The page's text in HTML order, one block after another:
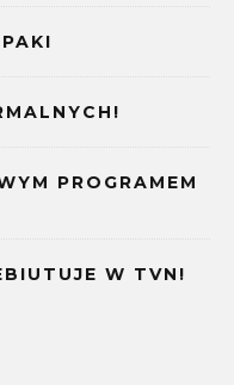
PROGRAMEM
W TVN!